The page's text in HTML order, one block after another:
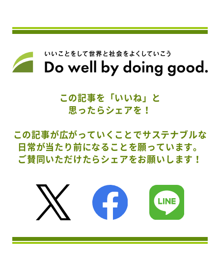
この記事を「いいね」と
思ったらシェアを！
この記事が広がっていくことでサステナブルな
日常が当たり前になることを願っています。
ご賛同いただけたらシェアをお願いします！